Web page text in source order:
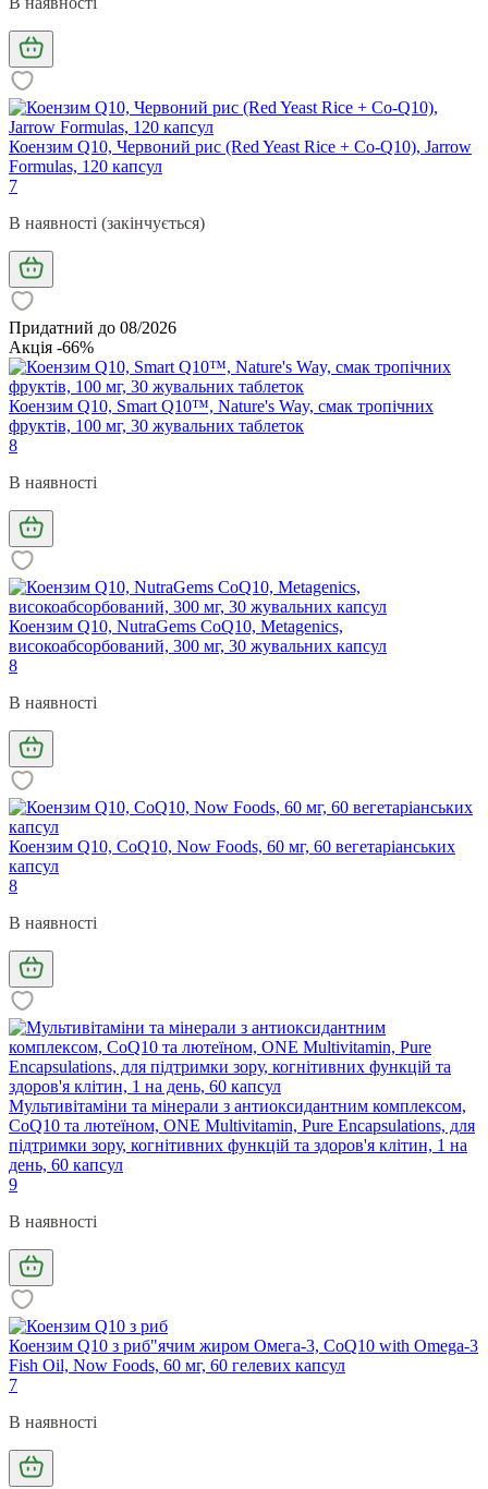
Коензим Q10, Червоний рис (Red Yeast Rice + Co-Q10), Jarrow
Formulas, 120 капсул
7
В наявності (закінчується)
Придатний до 08/2026
Акція -66%
Коензим Q10, Smart Q10™, Nature's Way, смак тропічних
фруктів, 100 мг, 30 жувальних таблеток
8
В наявності
Коензим Q10, NutraGems CoQ10, Metagenics,
високоабсорбований, 300 мг, 30 жувальних капсул
8
В наявності
Коензим Q10, CoQ10, Now Foods, 60 мг, 60 вегетаріанських
капсул
8
В наявності
Мультивітаміни та мінерали з антиоксидантним комплексом,
CoQ10 та лютеїном, ONE Multivitamin, Pure Encapsulations, для
підтримки зору, когнітивних функцій та здоров'я клітин, 1 на
день, 60 капсул
9
В наявності
Коензим Q10 з риб"ячим жиром Омега-3, CoQ10 with Omega-3
Fish Oil, Now Foods, 60 мг, 60 гелевих капсул
7
В наявності